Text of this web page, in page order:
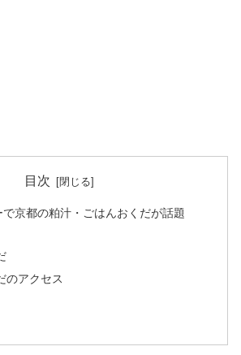
目次
京都の粕汁・ごはんおくだが話題
のアクセス